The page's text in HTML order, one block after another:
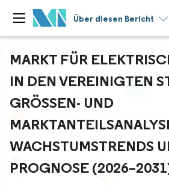
Über diesen Bericht
MARKT FÜR
IN DEN VEREINIGTEN
GRÖSSEN- UND M
ARKTANTEILSANALYSE
ACHSTUMSTRENDS
ROGNOSE (2026–2031)